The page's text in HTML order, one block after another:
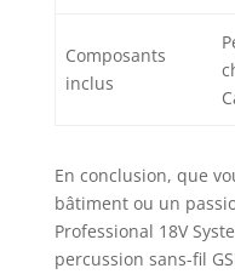
Composants
inclus
En conclusion, que
bâtiment ou un
Professional 18V
percussion sans-fil